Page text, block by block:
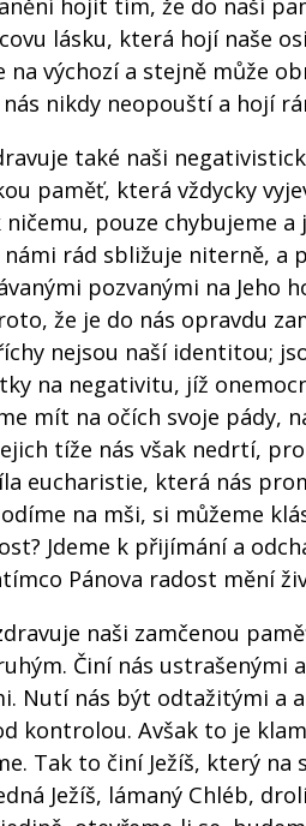
hojit tím, že do naší
lásku, která hojí naše
výchozí a stejně může
nikdy neopouští a hojí
také naši
paměť, která vždycky
pouze chybujeme
rád sbližuje niterně, a
pozvanými na
že je do nás opravdu
nejsou naší identitou;
na negativitu, jíž
mít na očích svoje pády,
tíže nás však nedrtí,
eucharistie, která nás
na mši, si můžeme
Jdeme k přijímání a
Pánova radost mění
naši zamčenou
Činí nás ustrašenými
Nutí nás být odtažitými a
kontrolou. Avšak to je
Tak to činí Ježíš, který
Ježíš, lámaný Chléb,